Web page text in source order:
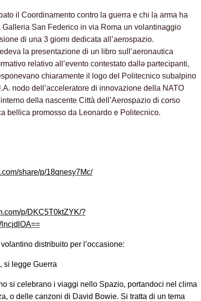
il Coordinamento contro la guerra e chi la arma ha
Galleria San Federico in via Roma un volantinaggio
di una 3 giorni dedicata all’aerospazio.
la presentazione di un libro sull’aeronautica
relativo all’evento contestato dallə partecipanti,
chiaramente il logo del Politecnico subalpino
nodo dell’acceleratore di innovazione della NATO
della nascente Città dell’Aerospazio di corso
bellica promosso da Leonardo e Politecnico.
share/p/18qnesy7Mc/
p/DKC5T0ktZYK/?
distribuito per l’occasione:
si legge Guerra
si celebrano i viaggi nello Spazio, portandoci nel clima
o delle canzoni di David Bowie. Si tratta di un tema